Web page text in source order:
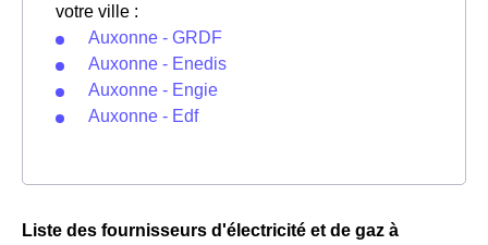
votre ville :
Auxonne - GRDF
Auxonne - Enedis
Auxonne - Engie
Auxonne - Edf
Liste des fournisseurs d'électricité et de gaz à